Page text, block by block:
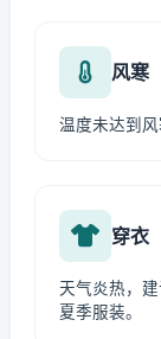
风寒
温度未达到
穿衣
天气炎热，
夏季服装。